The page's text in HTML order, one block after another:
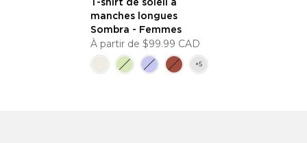
manches longues
Sombra - Femmes
À partir de $99.99 CAD